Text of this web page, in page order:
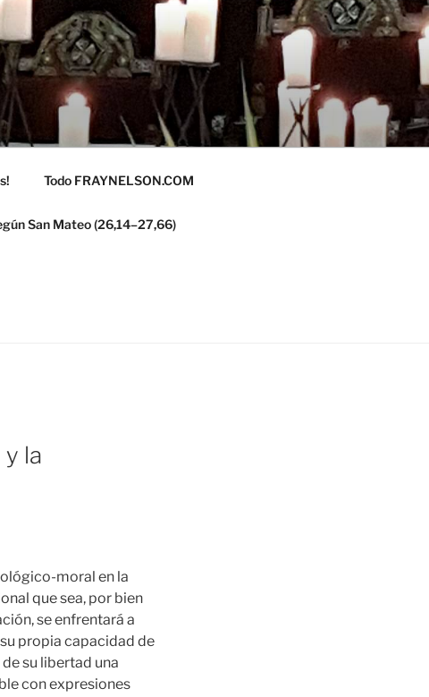
Todo FRAYNELSON.COM
San Mateo (26,14–27,66)
la
moral en la
que sea, por bien
se enfrentará a
propia capacidad de
su libertad una
con expresiones